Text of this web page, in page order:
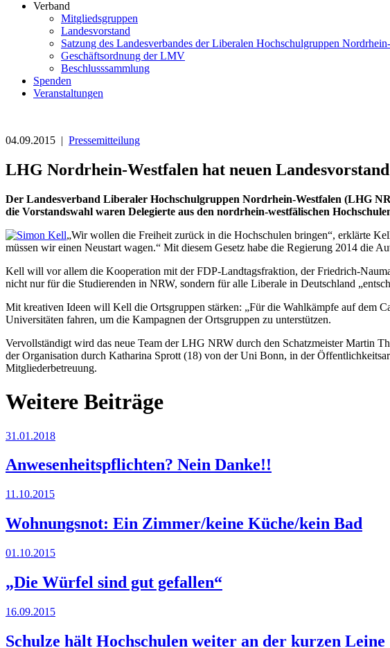
Verband
Mitgliedsgruppen
Landesvorstand
Satzung des Landesverbandes der Liberalen Hochschulgruppen
Geschäftsordnung der LMV
Beschlusssammlung
Spenden
Veranstaltungen
04.09.2015 | Pressemitteilung
LHG Nordrhein-Westfalen hat neuen Landesvorstand
Der Landesverband Liberaler Hochschulgruppen Nordrhein-Westfalen (LHG
die Vorstandswahl waren Delegierte aus den nordrhein-westfälischen
„Wir wollen die Freiheit zurück in die Hochschulen bringen“, erklärte
müssen wir einen Neustart wagen.“ Mit diesem Gesetz habe die Regierung 2014 die
Kell will vor allem die Kooperation mit der FDP-Landtagsfraktion, der Friedrich-
nicht nur für die Studierenden in NRW, sondern für alle Liberale in Deutschland
Mit kreativen Ideen will Kell die Ortsgruppen stärken: „Für die Wahlkämpfe auf dem
Universitäten fahren, um die Kampagnen der Ortsgruppen zu unterstützen.
Vervollständigt wird das neue Team der LHG NRW durch den Schatzmeister Martin
der Organisation durch Katharina Sprott (18) von der Uni Bonn, in der
Mitgliederbetreuung.
Weitere Beiträge
31.01.2018
Anwesenheitspflichten? Nein Danke!!
11.10.2015
Wohnungsnot: Ein Zimmer/keine Küche/kein Bad
01.10.2015
„Die Würfel sind gut gefallen“
16.09.2015
Schulze hält Hochschulen weiter an der kurzen Leine